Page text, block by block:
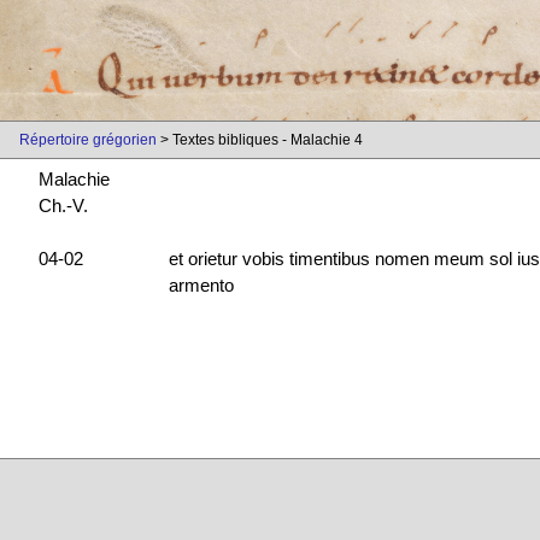
Répertoire grégorien > Textes bibliques - Malachie 4
Malachie
Ch.-V.
04-02
et orietur vobis timentibus nomen meum sol
armento